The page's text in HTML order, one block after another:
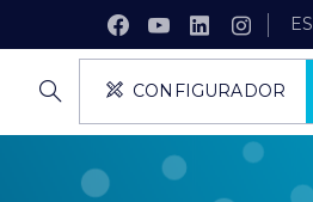
ES
CONFIGURADOR